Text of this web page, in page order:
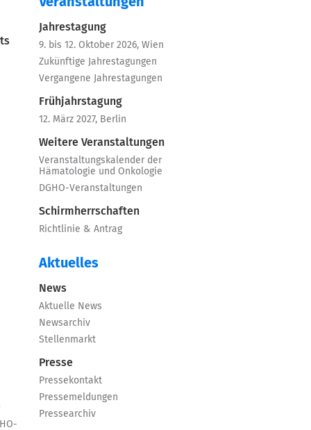
Jahrestagung
9. bis 12. Oktober 2026, Wien
Zukünftige Jahrestagungen
Vergangene Jahrestagungen
Frühjahrstagung
12. März 2027, Berlin
Weitere Veranstaltungen
Veranstaltungskalender der
Hämatologie und Onkologie
DGHO-Veranstaltungen
Schirmherrschaften
Richtlinie & Antrag
Aktuelles
News
Aktuelle News
Newsarchiv
Stellenmarkt
Presse
Pressekontakt
Pressemeldungen
Pressearchiv